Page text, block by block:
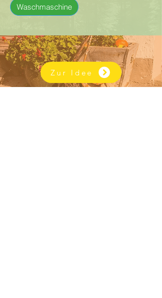
Waschmaschine
Zur Idee